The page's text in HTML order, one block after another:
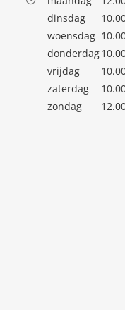
dinsdag
woensdag
donderdag
vrijdag
zaterdag
zondag